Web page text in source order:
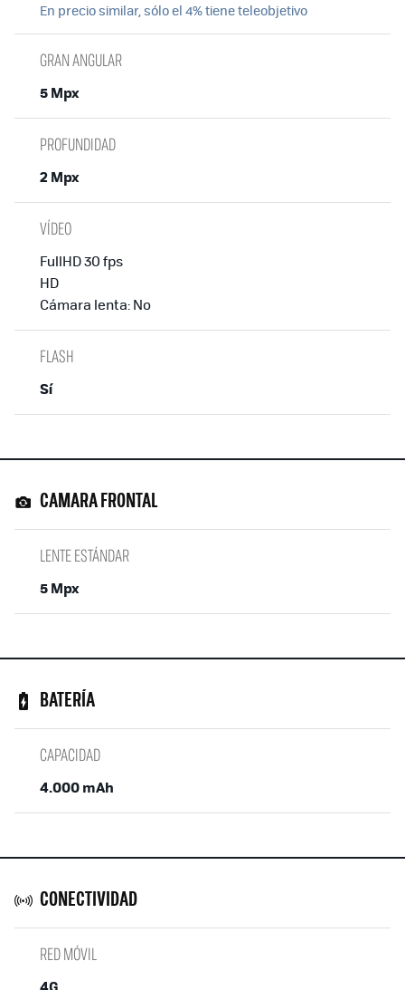
En precio similar, sólo el 4% tiene teleobjetivo
GRAN ANGULAR
5 Mpx
PROFUNDIDAD
2 Mpx
VÍDEO
FullHD 30 fps
HD
Cámara lenta: No
FLASH
Sí
CAMARA FRONTAL
LENTE ESTÁNDAR
5 Mpx
BATERÍA
CAPACIDAD
4.000 mAh
CONECTIVIDAD
RED MÓVIL